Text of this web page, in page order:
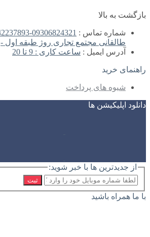
بازگشت به بالا
شماره تماس :
طالقانی مجتمع تجاری روژ طبقه اول -
آدرس ایمیل : ساعت کاری : 9 تا 20
راهنمای خرید
شیوه های پرداخت
دانلود اپلیکیشن ها
از جدیدترین ها با خبر شوید:
ثبت
با ما همراه باشید